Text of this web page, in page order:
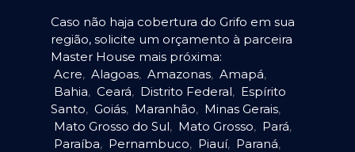
Caso não haja cobertura do Grifo em sua
região, solicite um orçamento à parceira
Master House mais próxima:
Acre, Alagoas, Amazonas, Amapá,
Bahia, Ceará, Distrito Federal, Espírito
Santo, Goiás, Maranhão, Minas Gerais,
Mato Grosso do Sul, Mato Grosso, Pará,
Paraíba, Pernambuco, Piauí, Paraná,